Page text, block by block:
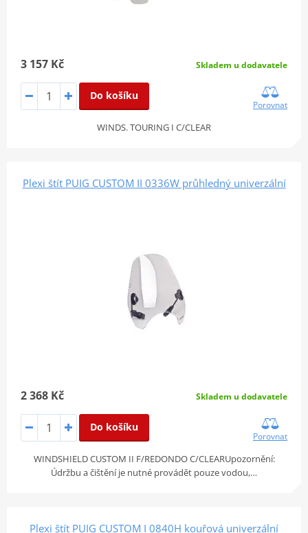
3 157 Kč Skladem u dodavatele
Do košíku
Porovnat
WINDS. TOURING I C/CLEAR
Plexi štít PUIG CUSTOM II 0336W průhledný univerzální
2 368 Kč Skladem u dodavatele
Do košíku
Porovnat
WINDSHIELD CUSTOM II F/REDONDO C/CLEARUpozornění:
Údržbu a čištění je nutné provádět pouze vodou,…
Plexi štít PUIG CUSTOM I 0840H kouřová univerzální